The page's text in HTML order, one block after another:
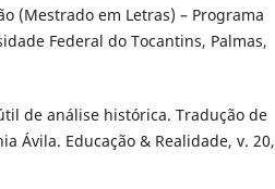
(Mestrado em Letras) – Programa
Federal do Tocantins, Palmas,
de análise histórica. Tradução de
Ávila. Educação & Realidade, v. 20,